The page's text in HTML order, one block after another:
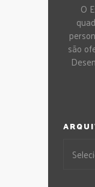
O
são